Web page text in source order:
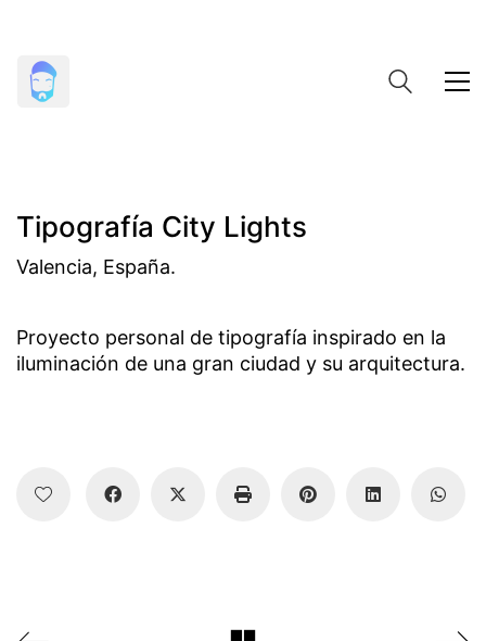
Tipografía City Lights
Valencia, España.
Proyecto personal de tipografía inspirado en la
iluminación de una gran ciudad y su arquitectura.